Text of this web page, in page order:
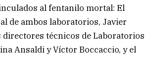
al fentanilo mortal: El
de ambos laboratorios, Javier
directores técnicos de Laboratorios
Ansaldi y Víctor Boccaccio, y el